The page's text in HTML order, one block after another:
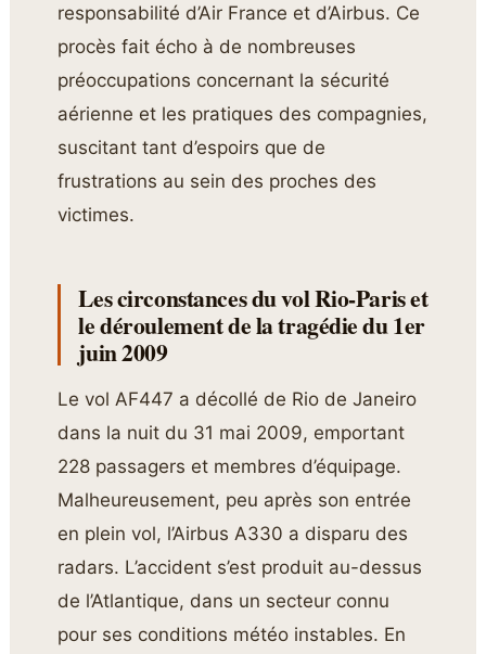
responsabilité d’Air France et d’Airbus. Ce
procès fait écho à de nombreuses
préoccupations concernant la sécurité
aérienne et les pratiques des compagnies,
suscitant tant d’espoirs que de
frustrations au sein des proches des
victimes.
Les circonstances du vol Rio-Paris et
le déroulement de la tragédie du 1er
juin 2009
Le vol AF447 a décollé de Rio de Janeiro
dans la nuit du 31 mai 2009, emportant
228 passagers et membres d’équipage.
Malheureusement, peu après son entrée
en plein vol, l’Airbus A330 a disparu des
radars. L’accident s’est produit au-dessus
de l’Atlantique, dans un secteur connu
pour ses conditions météo instables. En